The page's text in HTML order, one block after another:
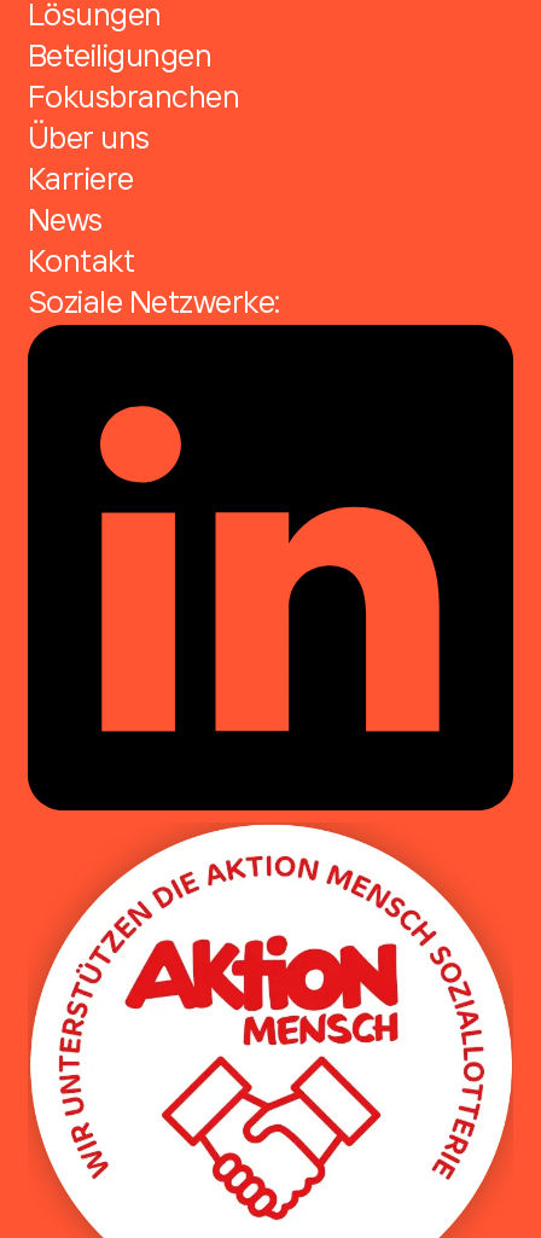
Lösungen
Beteiligungen
Fokusbranchen
Über uns
Karriere
News
Kontakt
Soziale Netzwerke: